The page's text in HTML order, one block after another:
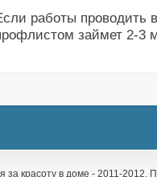
работы проводить
займет 2-3
за красоту в доме - 2011-2012.